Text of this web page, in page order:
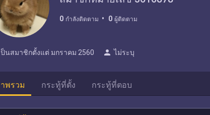
0 กำลังติดตาม 0 ผู้ติดตาม
ป็นสมาชิกตั้งแต่ มกราคม 2560 person ไม่ระบุ
พรวม กระทู้ที่ตั้ง กระทู้ที่ตอบ